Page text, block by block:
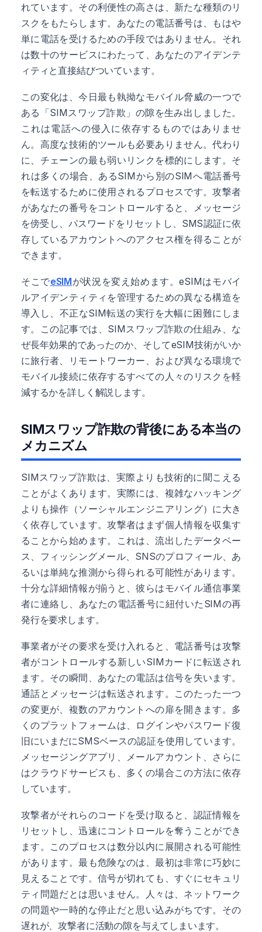
れています。その利便性の高さは、新たな種類のリ
スクをもたらします。あなたの電話番号は、もはや
単に電話を受けるための手段ではありません。それ
は数十のサービスにわたって、あなたのアイデンテ
ィティと直接結びついています。
この変化は、今日最も執拗なモバイル脅威の一つで
ある「SIMスワップ詐欺」の隙を生み出しました。
これは電話への侵入に依存するものではありませ
ん。高度な技術的ツールも必要ありません。代わり
に、チェーンの最も弱いリンクを標的にします。そ
れは多くの場合、あるSIMから別のSIMへ電話番号
を転送するために使用されるプロセスです。攻撃者
があなたの番号をコントロールすると、メッセージ
を傍受し、パスワードをリセットし、SMS認証に依
存しているアカウントへのアクセス権を得ることが
できます。
そこでeSIMが状況を変え始めます。eSIMはモバイ
ルアイデンティティを管理するための異なる構造を
導入し、不正なSIM転送の実行を大幅に困難にしま
す。この記事では、SIMスワップ詐欺の仕組み、な
ぜ長年効果的であったのか、そしてeSIM技術がいか
に旅行者、リモートワーカー、および異なる環境で
モバイル接続に依存するすべての人々のリスクを軽
減するかを詳しく解説します。
SIMスワップ詐欺の背後にある本当の
メカニズム
SIMスワップ詐欺は、実際よりも技術的に聞こえる
ことがよくあります。実際には、複雑なハッキング
よりも操作（ソーシャルエンジニアリング）に大き
く依存しています。攻撃者はまず個人情報を収集す
ることから始めます。これは、流出したデータベー
ス、フィッシングメール、SNSのプロフィール、あ
るいは単純な推測から得られる可能性があります。
十分な詳細情報が揃うと、彼らはモバイル通信事業
者に連絡し、あなたの電話番号に紐付いたSIMの再
発行を要求します。
事業者がその要求を受け入れると、電話番号は攻撃
者がコントロールする新しいSIMカードに転送され
ます。その瞬間、あなたの電話は信号を失います。
通話とメッセージは転送されます。このたった一つ
の変更が、複数のアカウントへの扉を開きます。多
くのプラットフォームは、ログインやパスワード復
旧にいまだにSMSベースの認証を使用しています。
メッセージングアプリ、メールアカウント、さらに
はクラウドサービスも、多くの場合この方法に依存
しています。
攻撃者がそれらのコードを受け取ると、認証情報を
リセットし、迅速にコントロールを奪うことができ
ます。このプロセスは数分以内に展開される可能性
があります。最も危険なのは、最初は非常に巧妙に
見えることです。信号が切れても、すぐにセキュリ
ティ問題だとは思いません。人々は、ネットワーク
の問題や一時的な停止だと思い込みがちです。その
遅れが、攻撃者に活動の隙を与えてしまいます。